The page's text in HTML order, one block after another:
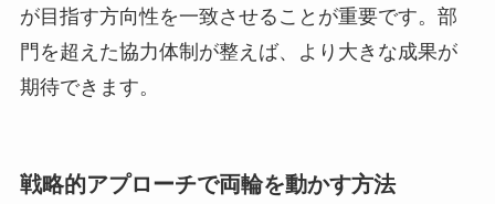
が目指す方向性を一致させることが重要です。部
門を超えた協力体制が整えば、より大きな成果が
期待できます。
戦略的アプローチで両輪を動かす方法